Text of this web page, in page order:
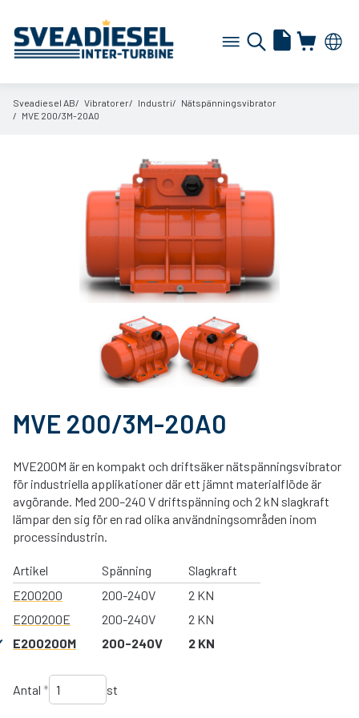
Sveadiesel AB Vibratorer Industri
Nätspänningsvibrator
MVE 200/3M-20A0
MVE 200/3M-20A0
MVE200M är en kompakt och driftsäker nätspänningsvibrator
för industriella applikationer där ett jämnt materialflöde är
avgörande. Med 200–240 V driftspänning och 2 kN slagkraft
lämpar den sig för en rad olika användningsområden inom
processindustrin.
Artikel Spänning
Slagkraft
E200200
200-240V
2 KN
E200200E
200-240V
2 KN
E200200M
200-240V 2 KN
Antal * st